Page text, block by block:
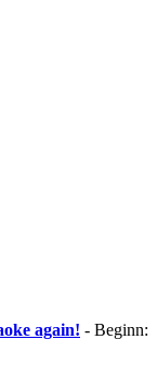
again! - Beginn: